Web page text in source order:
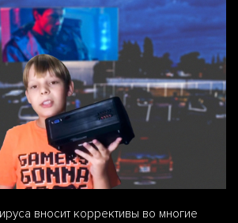
вносит коррективы во многие